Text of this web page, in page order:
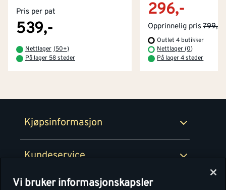
Pris per pat
539,-
Nettlager (50+)
På lager 58 steder
296,-
Opprinnelig pris799,-
Outlet 4 butikker
Nettlager (0)
På lager 4 steder
Kjøpsinformasjon
Kjøpsbetingelser
Retur- og angrerettsskjema
Kundeservice
Tjenester
Montér Klubb
Byggevarehus og åpningstider
Prismatch
Personvern
Vi bruker informasjonskapsler